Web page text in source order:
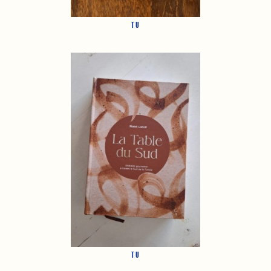
TU
TU